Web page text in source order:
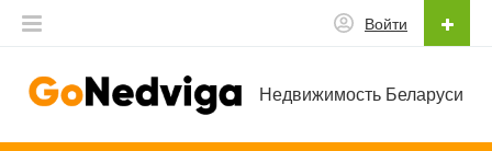
Недвижимость Беларуси
Войти